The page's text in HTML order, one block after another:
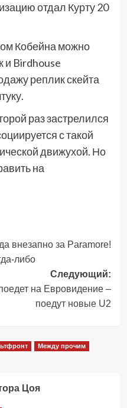
отдал Курту 20
Кобейна можно
и Birdhouse
реплик скейта
раз застрелился
с такой
движухой. Но
на
внезапно за Paramore!
либо
Следующий:
на Евровидение –
поедут новые U2
Между прочим
Цоя